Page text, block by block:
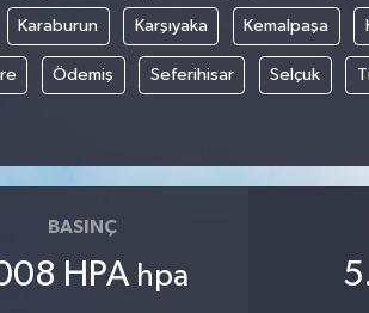
Karaburun Karşıyaka Kemalpaşa
Ödemiş Seferihisar Selçuk
BASINÇ
HPA hpa